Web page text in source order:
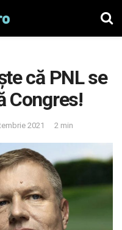
că PNL se
Congres!
2021 2 min